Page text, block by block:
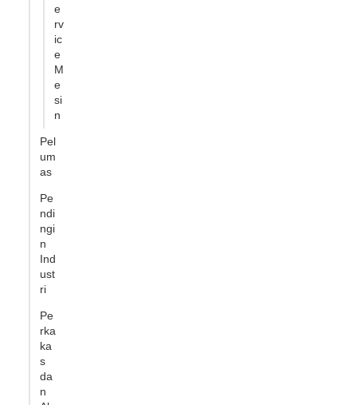
e
rv
ic
e
M
e
si
n
Pel
um
as
Pe
ndi
ngi
n
Ind
ust
ri
Pe
rka
ka
s
da
n